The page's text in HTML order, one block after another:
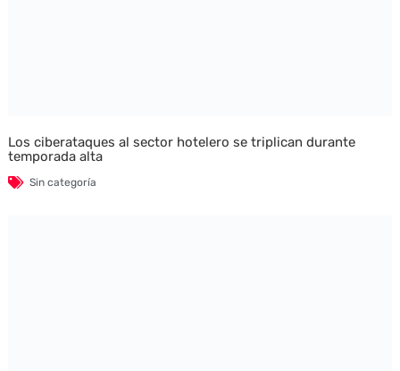
Los ciberataques al sector hotelero se triplican durante
temporada alta
Sin categoría